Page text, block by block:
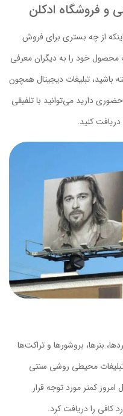
و فروشگاه ادکلن
از چه بستری برای فروش
محصول خود را به دیگران معرفی
باشید، تبلیغات دیجیتال همچون
دارید می‌توانید با تلفیقی
کنید.
بنرها، بروشورها و تراکت‌ها
محیطی روشی سنتی
کمتر مورد توجه قرار
کافی را دریافت کرد.